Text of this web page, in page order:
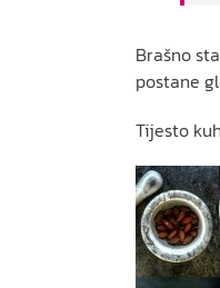
Brašno
postane
Tijesto